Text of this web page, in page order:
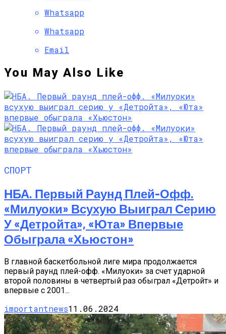
Whatsapp
Whatsapp
Email
You May Also Like
СПОРТ
НБА. Первый Раунд Плей-Офф.
«Милуоки» Всухую Выиграл Серию
У «Детройта», «Юта» Впервые
Обыграла «Хьюстон»
В главной баскетбольной лиге мира продолжается
первый раунд плей-офф. «Милуоки» за счет ударной
второй половины в четвертый раз обыграл «Детройт» и
впервые с 2001...
importantnews11.06.2024